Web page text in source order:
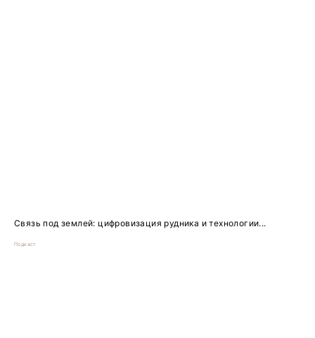
Связь под землей: цифровизация рудника и технологии...
Подкаст